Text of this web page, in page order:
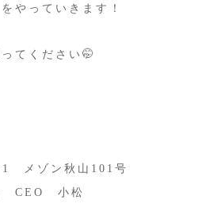
やっていきます！
てください🤭
1 メゾン秋山101号
CEO 小松